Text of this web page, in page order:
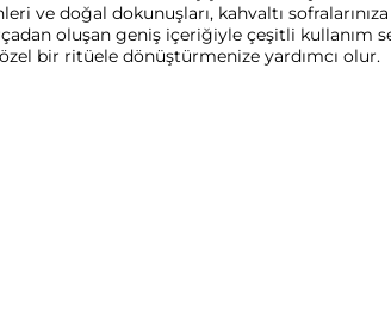
ve doğal dokunuşları, kahvaltı
oluşan geniş içeriğiyle çeşitli kullanım
bir ritüele dönüştürmenize yardımcı olur.